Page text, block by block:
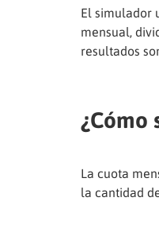
El simulador
mensual,
resultados
¿Cómo
La cuota
la cantidad